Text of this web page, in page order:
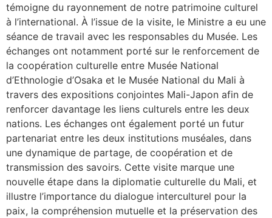
témoigne du rayonnement de notre patrimoine culturel
à l’international. À l’issue de la visite, le Ministre a eu une
séance de travail avec les responsables du Musée. Les
échanges ont notamment porté sur le renforcement de
la coopération culturelle entre Musée National
d’Ethnologie d’Osaka et le Musée National du Mali à
travers des expositions conjointes Mali-Japon afin de
renforcer davantage les liens culturels entre les deux
nations. Les échanges ont également porté un futur
partenariat entre les deux institutions muséales, dans
une dynamique de partage, de coopération et de
transmission des savoirs. Cette visite marque une
nouvelle étape dans la diplomatie culturelle du Mali, et
illustre l’importance du dialogue interculturel pour la
paix, la compréhension mutuelle et la préservation des